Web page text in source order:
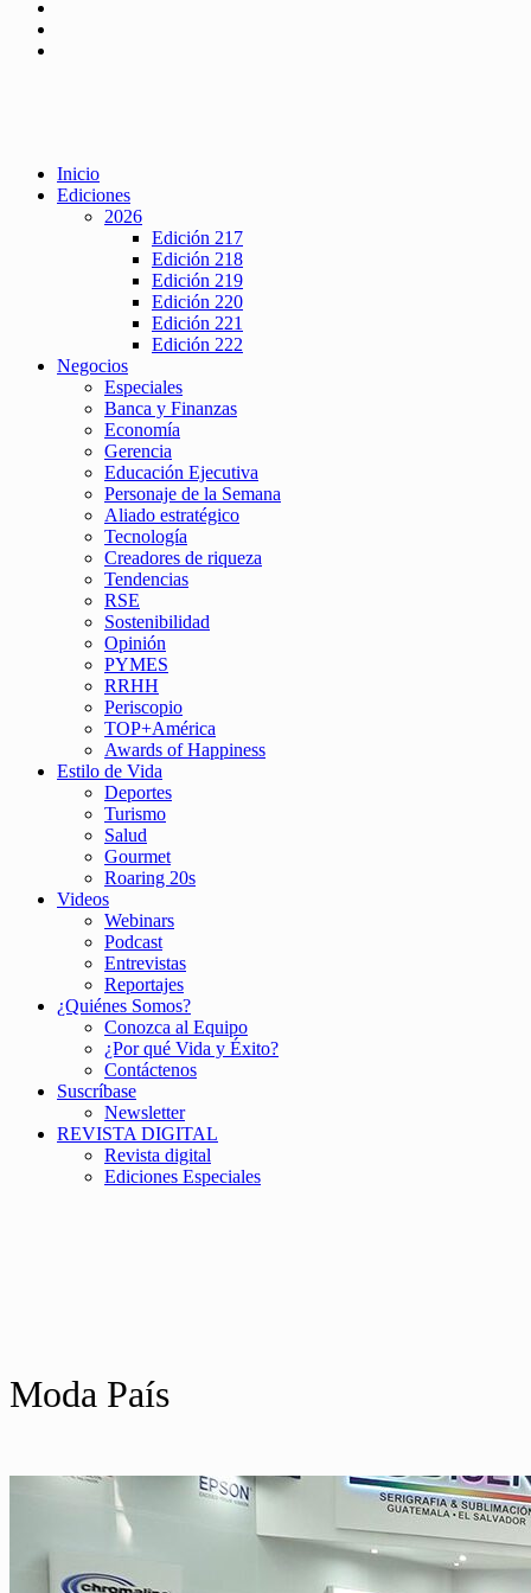
Inicio
Ediciones
2026
Edición 217
Edición 218
Edición 219
Edición 220
Edición 221
Edición 222
Negocios
Especiales
Banca y Finanzas
Economía
Gerencia
Educación Ejecutiva
Personaje de la Semana
Aliado estratégico
Tecnología
Creadores de riqueza
Tendencias
RSE
Sostenibilidad
Opinión
PYMES
RRHH
Periscopio
TOP+América
Awards of Happiness
Estilo de Vida
Deportes
Turismo
Salud
Gourmet
Roaring 20s
Videos
Webinars
Podcast
Entrevistas
Reportajes
¿Quiénes Somos?
Conozca al Equipo
¿Por qué Vida y Éxito?
Contáctenos
Suscríbase
Newsletter
REVISTA DIGITAL
Revista digital
Ediciones Especiales
Moda País